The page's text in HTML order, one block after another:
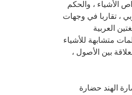
الأشياء ، والحكم
، تقاربا في وجهات
العربية
متشابهة للأشياء
بين الأصول ،
الهند حضارة